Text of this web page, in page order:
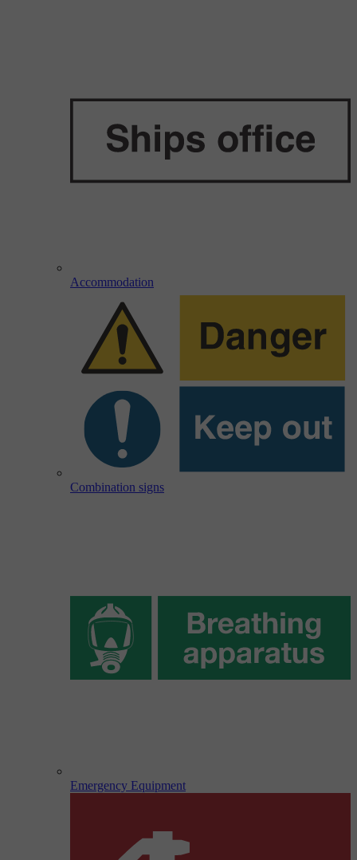
Accommodation
Combination signs
Emergency Equipment